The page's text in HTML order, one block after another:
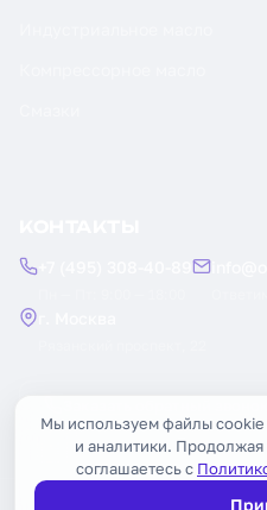
Мы используем файлы cookie
и аналитики. Продолжая
соглашаетесь с